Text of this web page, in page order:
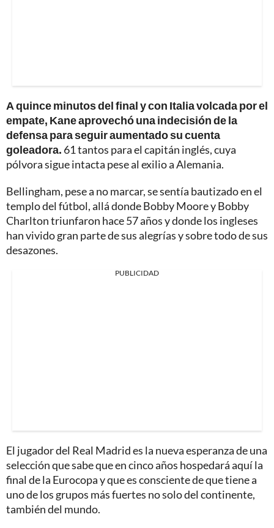
A quince minutos del final y con Italia volcada por el
empate, Kane aprovechó una indecisión de la
defensa para seguir aumentado su cuenta
goleadora. 61 tantos para el capitán inglés, cuya
pólvora sigue intacta pese al exilio a Alemania.
Bellingham, pese a no marcar, se sentía bautizado en el
templo del fútbol, allá donde Bobby Moore y Bobby
Charlton triunfaron hace 57 años y donde los ingleses
han vivido gran parte de sus alegrías y sobre todo de sus
desazones.
PUBLICIDAD
El jugador del Real Madrid es la nueva esperanza de una
selección que sabe que en cinco años hospedará aquí la
final de la Eurocopa y que es consciente de que tiene a
uno de los grupos más fuertes no solo del continente,
también del mundo.